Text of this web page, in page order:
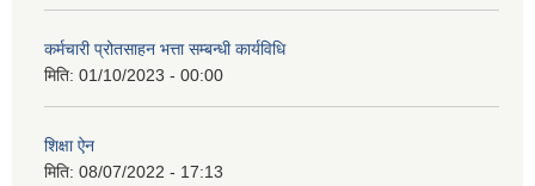
कर्मचारी प्रोतसाहन भत्ता सम्बन्धी कार्यविधि
मिति: 01/10/2023 - 00:00
शिक्षा ऐन
मिति: 08/07/2022 - 17:13